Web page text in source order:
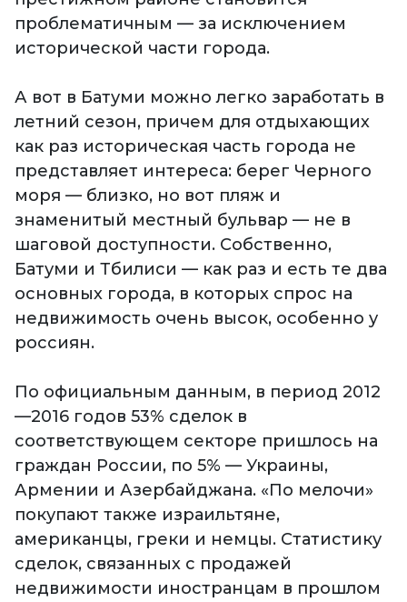
проблематичным — за исключением
исторической части города.
А вот в Батуми можно легко заработать в
летний сезон, причем для отдыхающих
как раз историческая часть города не
представляет интереса: берег Черного
моря — близко, но вот пляж и
знаменитый местный бульвар — не в
шаговой доступности. Собственно,
Батуми и Тбилиси — как раз и есть те два
основных города, в которых спрос на
недвижимость очень высок, особенно у
россиян.
По официальным данным, в период 2012
—2016 годов 53% сделок в
соответствующем секторе пришлось на
граждан России, по 5% — Украины,
Армении и Азербайджана. «По мелочи»
покупают также израильтяне,
американцы, греки и немцы. Статистику
сделок, связанных с продажей
недвижимости иностранцам в прошлом